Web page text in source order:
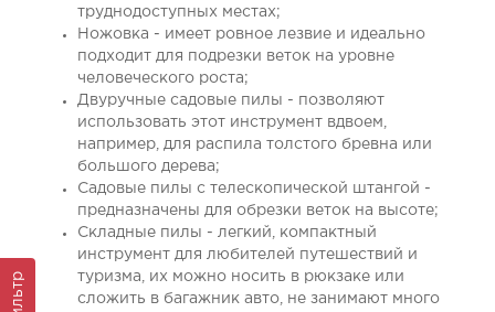
труднодоступных местах;
Ножовка - имеет ровное лезвие и идеально
подходит для подрезки веток на уровне
человеческого роста;
Двуручные садовые пилы - позволяют
использовать этот инструмент вдвоем,
например, для распила толстого бревна или
большого дерева;
Садовые пилы с телескопической штангой -
предназначены для обрезки веток на высоте;
Складные пилы - легкий, компактный
инструмент для любителей путешествий и
туризма, их можно носить в рюкзаке или
сложить в багажник авто, не занимают много